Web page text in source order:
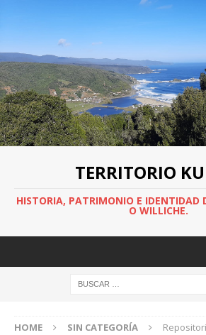
TERRITORIO
HISTORIA, PATRIMONIO E IDENTIDAD
O WILLICHE.
HOME SIN CATEGORÍA